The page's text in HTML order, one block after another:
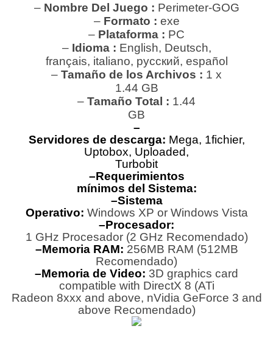
– Nombre Del Juego : Perimeter-GOG
– Formato : exe
– Plataforma : PC
– Idioma : English, Deutsch,
français, italiano, русский, español
– Tamaño de los Archivos : 1 x
1.44 GB
– Tamaño Total : 1.44
GB
–
Servidores de descarga: Mega, 1fichier,
Uptobox, Uploaded,
Turbobit
–Requerimientos
mínimos del Sistema:
–Sistema
Operativo: Windows XP or Windows Vista
–Procesador:
1 GHz Procesador (2 GHz Recomendado)
–Memoria RAM: 256MB RAM (512MB
Recomendado)
–Memoria de Video: 3D graphics card
compatible with DirectX 8 (ATi
Radeon 8xxx and above, nVidia GeForce 3 and
above Recomendado)